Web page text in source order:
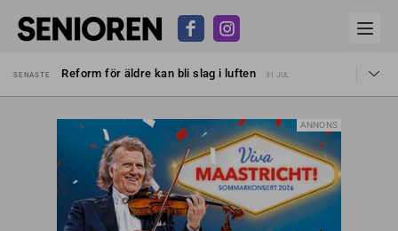
SENASTE
Reform för äldre kan bli slag i luften
31 JUL
Snart kan telefonförsäljning förbjudas i Sverige
29 JUL
Hyror rusar ifrån äldres bostadstillägg
28 JUL
Liten höjning av garantipensionen
27 JUL
Sven Hagströmer sommarpratar
26 JUL
Reform för äldre kan bli slag i luften 31 JUL
ANNONS